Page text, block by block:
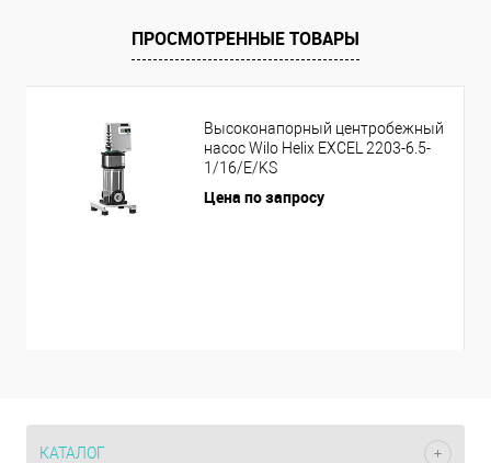
ПРОСМОТРЕННЫЕ ТОВАРЫ
Высоконапорный центробежный
насос Wilo Helix EXCEL 2203-6.5-
1/16/E/KS
Цена по запросу
КАТАЛОГ